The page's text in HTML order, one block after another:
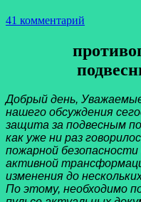
41 комментарий
Добрый день,
нашего обсуждения
защита за подвесным
как уже ни раз
пожарной
активной
изменения до
По этому, необходимо